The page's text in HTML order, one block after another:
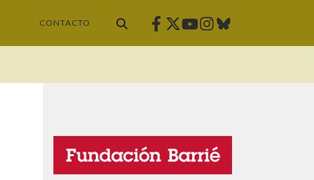
CONTACTO Facebook
Twitter
Youtube
Instagram
Bluesky